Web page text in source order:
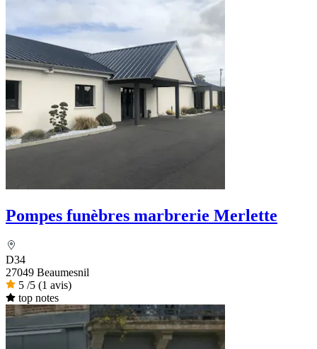
Pompes funèbres marbrerie Merlette
D34
27049 Beaumesnil
5 /5 (1 avis)
top notes